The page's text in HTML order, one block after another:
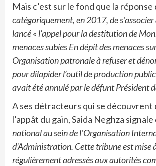
Mais c’est sur le fond que la
catégoriquement, en 2017, de
lancé « l’appel pour la destitution de
menaces subies En dépit des menaces
Organisation patronale à refuser et
pour dilapider l’outil de production
avait été annulé par le défunt Président
A ses détracteurs qui se
l’appât du gain, Saida Neghza signale
national au sein de l’Organisation
d’Administration. Cette tribune est
régulièrement adressés aux autorités